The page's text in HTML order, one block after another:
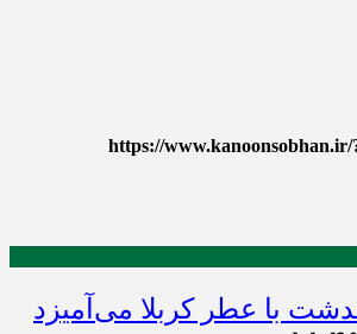
https://www.kanoonsobhan.ir/
با عطر کربلا می‌آمیزد